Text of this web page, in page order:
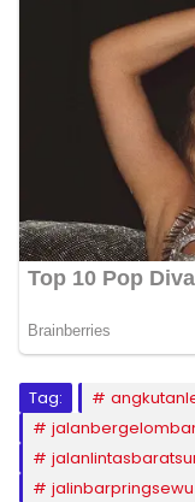
Tag:
jalinbarpringsewu